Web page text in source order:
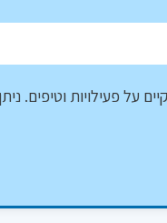
על פעילויות וטיפים.